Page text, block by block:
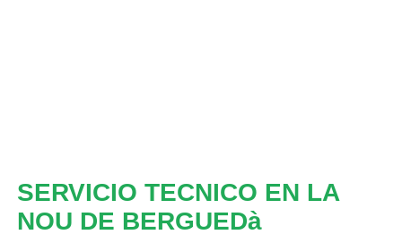
SERVICIO TECNICO EN LA
NOU DE BERGUEDà